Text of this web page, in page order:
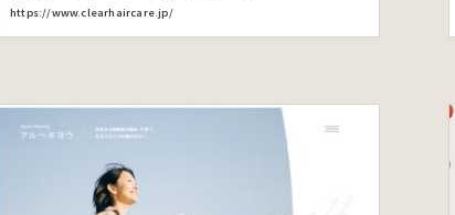
https://www.clearhaircare.jp/